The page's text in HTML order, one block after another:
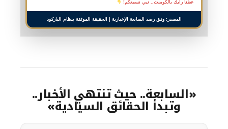
عطنا رايك بالكومنت.. نبي نسمعكم!
المصدر: وفق رصد السابعة الإخبارية | الحقيقة الموثقة بنظام الباركود
«السابعة.. حيث تنتهي الأخبار..
وتبدأ الحقائق السيادية»